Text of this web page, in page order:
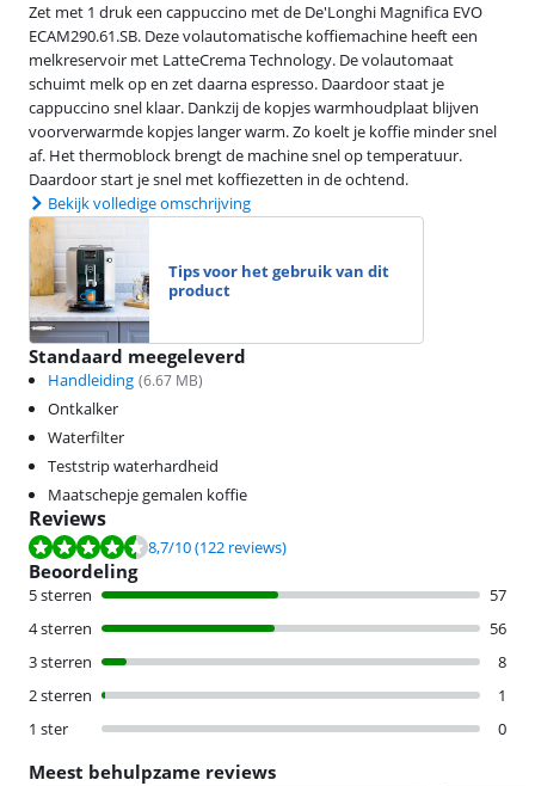
Zet met 1 druk een cappuccino met de De'Longhi Magnifica EVO
ECAM290.61.SB. Deze volautomatische koffiemachine heeft een
melkreservoir met LatteCrema Technology. De volautomaat
schuimt melk op en zet daarna espresso. Daardoor staat je
cappuccino snel klaar. Dankzij de kopjes warmhoudplaat blijven
voorverwarmde kopjes langer warm. Zo koelt je koffie minder snel
af. Het thermoblock brengt de machine snel op temperatuur.
Daardoor start je snel met koffiezetten in de ochtend.
Bekijk volledige omschrijving
Tips voor het gebruik van dit
product
Standaard meegeleverd
Handleiding (6.67 MB)
Ontkalker
Waterfilter
Teststrip waterhardheid
Maatschepje gemalen koffie
Reviews
Beoordeling is 8,7 van de 10, gebaseerd op 122 reviews.
8,7/10(122 reviews)
Beoordeling
5 sterren
57
4 sterren
56
3 sterren
8
2 sterren
1
1 ster
0
Meest behulpzame reviews